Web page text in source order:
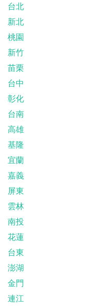
台北
新北
桃園
新竹
苗栗
台中
彰化
台南
高雄
基隆
宜蘭
嘉義
屏東
雲林
南投
花蓮
台東
澎湖
金門
連江